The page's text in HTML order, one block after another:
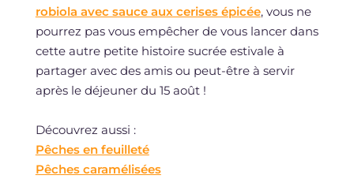
robiola avec sauce aux cerises épicée, vous ne
pourrez pas vous empêcher de vous lancer dans
cette autre petite histoire sucrée estivale à
partager avec des amis ou peut-être à servir
après le déjeuner du 15 août !
Découvrez aussi :
Pêches en feuilleté
Pêches caramélisées